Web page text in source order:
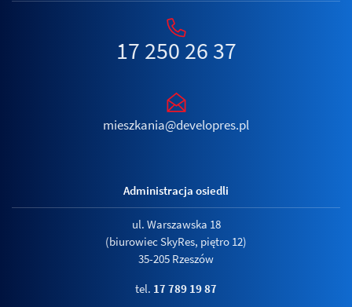
17 250 26 37
mieszkania@developres.pl
Administracja osiedli
ul. Warszawska 18
(biurowiec SkyRes, piętro 12)
35-205 Rzeszów
tel. 17 789 19 87